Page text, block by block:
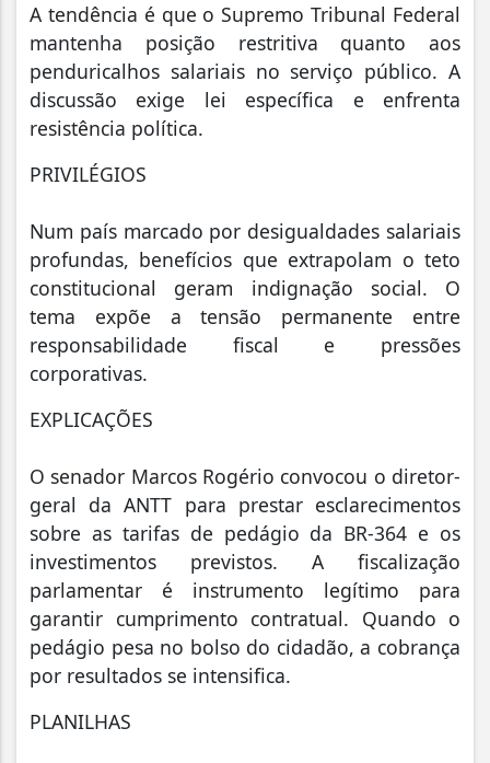
A tendência é que o Supremo Tribunal Federal
mantenha posição restritiva quanto aos
penduricalhos salariais no serviço público. A
discussão exige lei específica e enfrenta
resistência política.
PRIVILÉGIOS
Num país marcado por desigualdades salariais
profundas, benefícios que extrapolam o teto
constitucional geram indignação social. O
tema expõe a tensão permanente entre
responsabilidade fiscal e pressões
corporativas.
EXPLICAÇÕES
O senador Marcos Rogério convocou o diretor-
geral da ANTT para prestar esclarecimentos
sobre as tarifas de pedágio da BR-364 e os
investimentos previstos. A fiscalização
parlamentar é instrumento legítimo para
garantir cumprimento contratual. Quando o
pedágio pesa no bolso do cidadão, a cobrança
por resultados se intensifica.
PLANILHAS